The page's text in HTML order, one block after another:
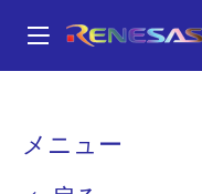
ン
メニュー
パ